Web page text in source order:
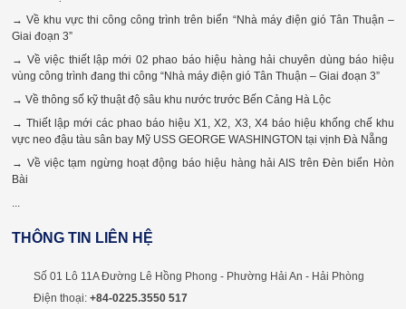
→ Về khu vực thi công công trình trên biển “Nhà máy điện gió Tân Thuận –
Giai đoạn 3”
→ Về việc thiết lập mới 02 phao báo hiệu hàng hải chuyên dùng báo hiệu
vùng công trình đang thi công “Nhà máy điện gió Tân Thuận – Giai đoạn 3”
→ Về thông số kỹ thuật độ sâu khu nước trước Bến Cảng Hà Lộc
→ Thiết lập mới các phao báo hiệu X1, X2, X3, X4 báo hiệu khống chế khu
vực neo đậu tàu sân bay Mỹ USS GEORGE WASHINGTON tại vịnh Đà Nẵng
→ Về việc tạm ngừng hoạt động báo hiệu hàng hải AIS trên Đèn biển Hòn
Bài
...
THÔNG TIN LIÊN HỆ
Số 01 Lô 11A Đường Lê Hồng Phong - Phường Hải An - Hải Phòng
Điện thoại:+84-0225.3550 517